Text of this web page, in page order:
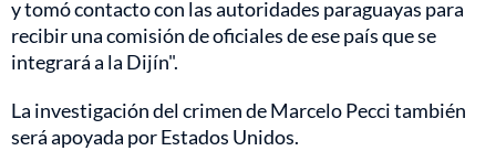
y tomó contacto con las autoridades paraguayas para
recibir una comisión de oficiales de ese país que se
integrará a la Dijín".
La investigación del crimen de Marcelo Pecci también
será apoyada por Estados Unidos.